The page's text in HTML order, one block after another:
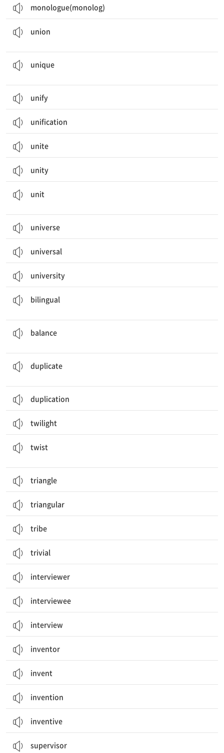
monologue(monolog)
union
unique
unify
unification
unite
unity
unit
universe
universal
university
bilingual
balance
duplicate
duplication
twilight
twist
triangle
triangular
tribe
trivial
interviewer
interviewee
interview
inventor
invent
invention
inventive
supervisor